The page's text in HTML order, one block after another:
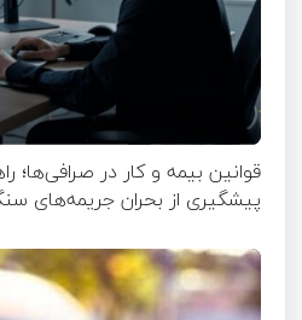
قوانین بیمه و کار در صرافی‌ها؛
پیشگیری از بحران جریمه‌های